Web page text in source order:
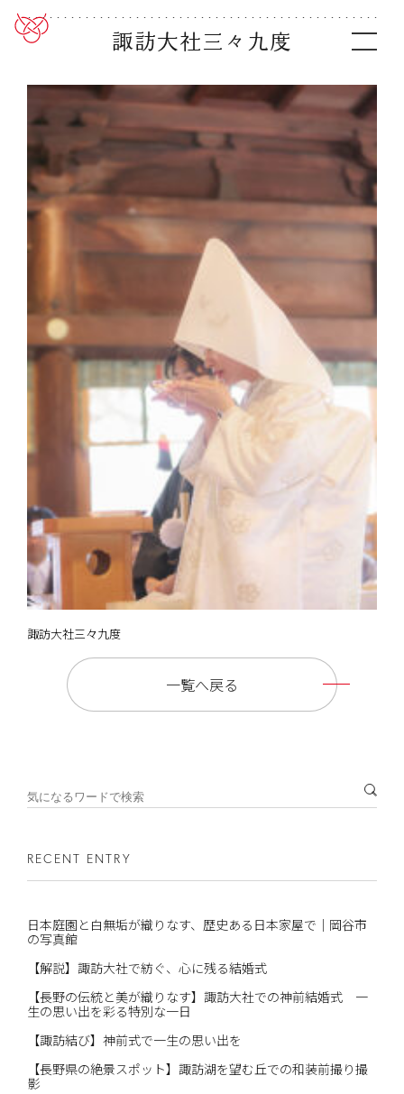
諏訪大社三々九度
諏訪大社三々九度
一覧へ戻る
RECENT ENTRY
日本庭園と白無垢が織りなす、歴史ある日本家屋で｜岡谷市
の写真館
【解説】諏訪大社で紡ぐ、心に残る結婚式
【長野の伝統と美が織りなす】諏訪大社での神前結婚式 一
生の思い出を彩る特別な一日
【諏訪結び】神前式で一生の思い出を
【長野県の絶景スポット】諏訪湖を望む丘での和装前撮り撮
影